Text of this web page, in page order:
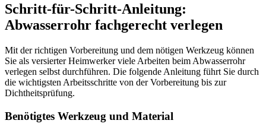
Schritt-für-Schritt-Anleitung:
Abwasserrohr fachgerecht verlegen
Mit der richtigen Vorbereitung und dem nötigen Werkzeug können
Sie als versierter Heimwerker viele Arbeiten beim Abwasserrohr
verlegen selbst durchführen. Die folgende Anleitung führt Sie durch
die wichtigsten Arbeitsschritte von der Vorbereitung bis zur
Dichtheitsprüfung.
Benötigtes Werkzeug und Material